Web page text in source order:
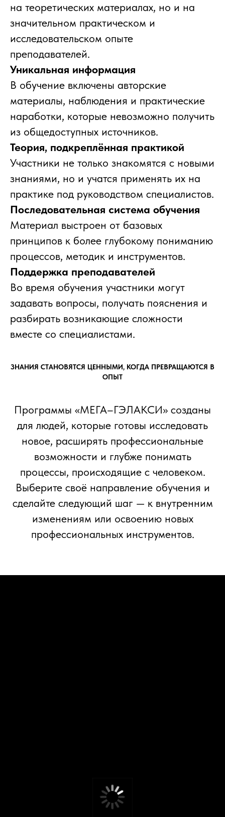
на теоретических материалах, но и на
значительном практическом и
исследовательском опыте
преподавателей.
Уникальная информация
В обучение включены авторские
материалы, наблюдения и практические
наработки, которые невозможно получить
из общедоступных источников.
Теория, подкреплённая практикой
Участники не только знакомятся с новыми
знаниями, но и учатся применять их на
практике под руководством специалистов.
Последовательная система обучения
Материал выстроен от базовых
принципов к более глубокому пониманию
процессов, методик и инструментов.
Поддержка преподавателей
Во время обучения участники могут
задавать вопросы, получать пояснения и
разбирать возникающие сложности
вместе со специалистами.
ЗНАНИЯ СТАНОВЯТСЯ ЦЕННЫМИ, КОГДА ПРЕВРАЩАЮТСЯ В
ОПЫТ
Программы «МЕГА–ГЭЛАКСИ» созданы
для людей, которые готовы исследовать
новое, расширять профессиональные
возможности и глубже понимать
процессы, происходящие с человеком.
Выберите своё направление обучения и
сделайте следующий шаг — к внутренним
изменениям или освоению новых
профессиональных инструментов.